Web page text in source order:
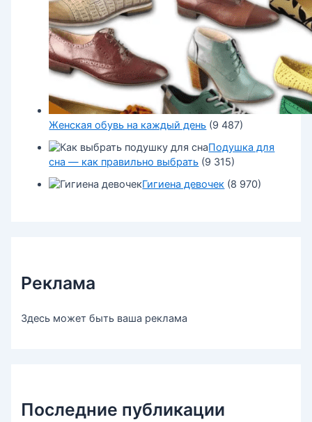
Женская обувь на каждый день (9 487)
Подушка для
сна — как правильно выбрать (9 315)
Гигиена девочек (8 970)
Реклама
Здесь может быть ваша реклама
Последние публикации